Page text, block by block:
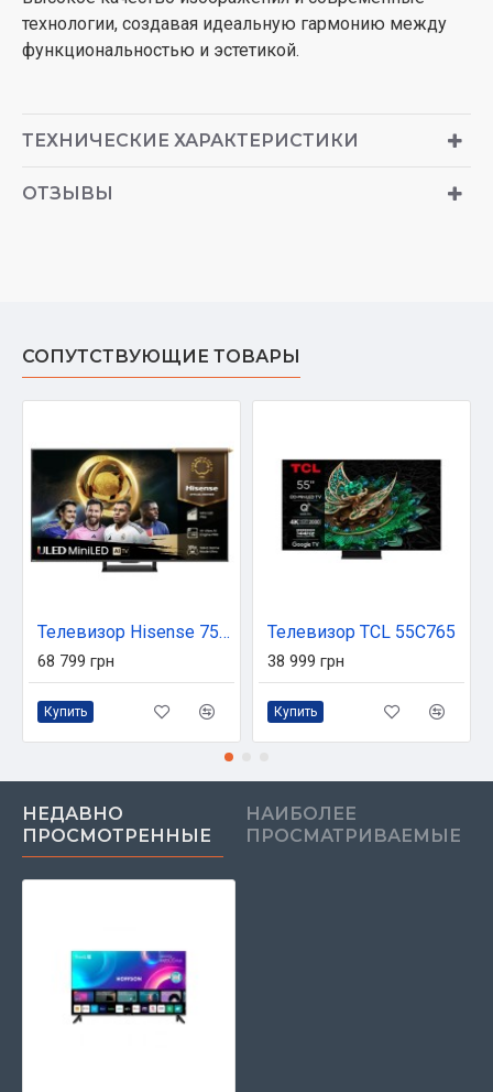
технологии, создавая идеальную гармонию между
функциональностью и эстетикой.
ТЕХНИЧЕСКИЕ ХАРАКТЕРИСТИКИ
ОТЗЫВЫ
СОПУТСТВУЮЩИЕ ТОВАРЫ
Телевизор Hisense 75U7Q PRO
68 799 грн
Купить
Телевизор TCL 55C765
38 999 грн
Купить
НЕДАВНО
ПРОСМОТРЕННЫЕ
НАИБОЛЕЕ
ПРОСМАТРИВАЕМЫЕ